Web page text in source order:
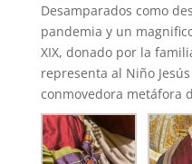
Desamparados como
pandemia y un
XIX, donado por la
representa al Niño
conmovedora metáfora